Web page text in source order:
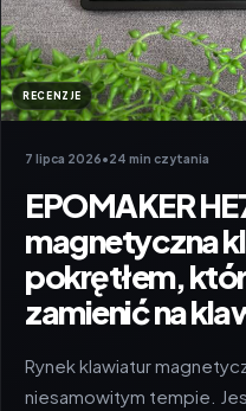
RECENZJE
7 lipca 2026•24 min czytania
EPOMAKER
magnetyczna
pokrętłem,
zamienić na
Rynek klawiatur
niesamowitym tempie.